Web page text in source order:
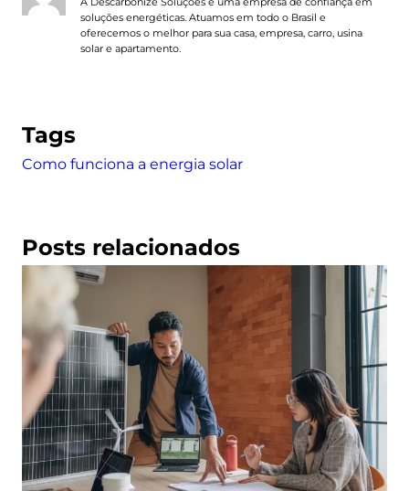
soluções energéticas. Atuamos em todo o Brasil e
oferecemos o melhor para sua casa, empresa, carro, usina
solar e apartamento.
Tags
Como funciona a energia solar
Posts relacionados